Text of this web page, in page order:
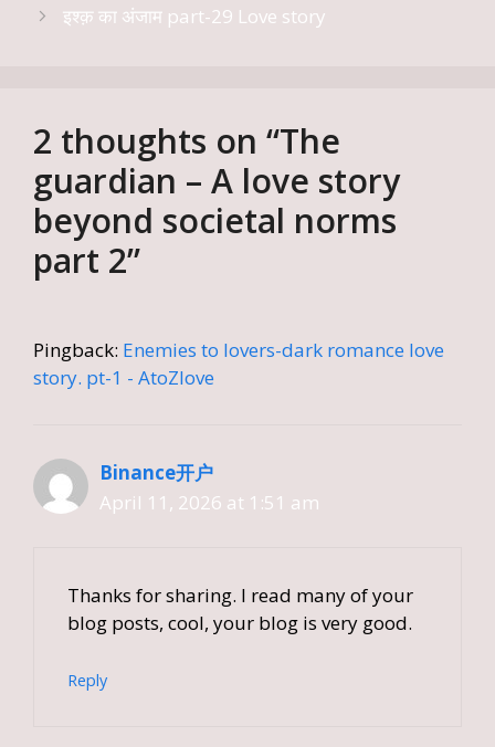
इश्क़ का अंजाम part-29 Love story
2 thoughts on “The
guardian – A love story
beyond societal norms
part 2”
Pingback: Enemies to lovers-dark romance love
story. pt-1 - AtoZlove
Binance开户
April 11, 2026 at 1:51 am
Thanks for sharing. I read many of your
blog posts, cool, your blog is very good.
Reply